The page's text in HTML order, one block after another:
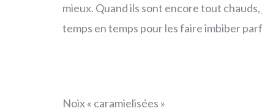
mieux. Quand ils sont encore tout
temps en temps pour les faire imbiber
Noix « caramielisées »